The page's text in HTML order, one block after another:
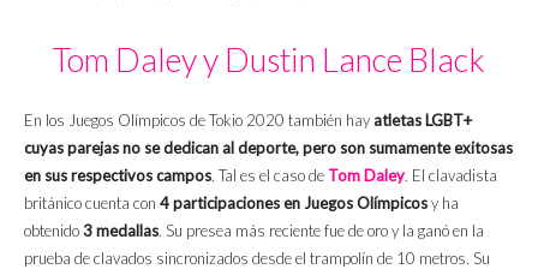
Tom Daley y Dustin Lance Black
En los Juegos Olímpicos de Tokio 2020 también hay atletas LGBT+
cuyas parejas no se dedican al deporte, pero son sumamente exitosas
en sus respectivos campos. Tal es el caso de Tom Daley. El clavadista
británico cuenta con 4 participaciones en Juegos Olímpicosy ha
obtenido3 medallas. Su presea más reciente fue de oro y la ganó en la
prueba de clavados sincronizados desde el trampolín de 10 metros. Su